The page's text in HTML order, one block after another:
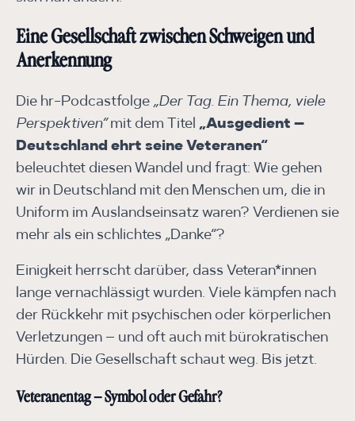
Eine Gesellschaft zwischen Schweigen und
Anerkennung
Die hr-Podcastfolge „Der Tag. Ein Thema, viele
Perspektiven“mit dem Titel „Ausgedient –
Deutschland ehrt seine Veteranen“
beleuchtet diesen Wandel und fragt: Wie gehen
wir in Deutschland mit den Menschen um, die in
Uniform im Auslandseinsatz waren? Verdienen sie
mehr als ein schlichtes „Danke“?
Einigkeit herrscht darüber, dass Veteran*innen
lange vernachlässigt wurden. Viele kämpfen nach
der Rückkehr mit psychischen oder körperlichen
Verletzungen – und oft auch mit bürokratischen
Hürden. Die Gesellschaft schaut weg. Bis jetzt.
Veteranentag – Symbol oder Gefahr?